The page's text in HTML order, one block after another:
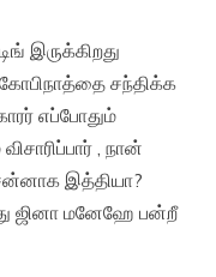
இருக்கிறது
சந்திக்க
எப்போதும்
, நான்
இத்தியா?
ஜினா மனேஹே பன்றீ